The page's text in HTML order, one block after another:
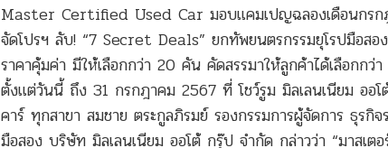
Master Certified Used Car มอบแคมเปญฉลองเดือนกรก
จัดโปรฯ ลับ! “7 Secret Deals” ยกทัพยนตรกรรมยุโรปมือสอ
ราคาคุ้มค่า มีให้เลือกกว่า 20 คัน คัดสรรมาให้ลูกค้าได้เลือกกว่
ตั้งแต่วันนี้ ถึง 31 กรกฎาคม 2567 ที่ โชว์รูม มิลเลนเนียม ออโ
คาร์ ทุกสาขา สมชาย ตระกูลภิรมย์ รองกรรมการผู้จัดการ ธุรกิ
มือสอง บริษัท มิลเลนเนียม ออโต้ กรุ๊ป จำกัด กล่าวว่า “มาสเต